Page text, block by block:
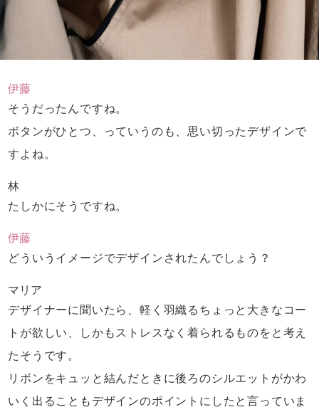
伊藤
そうだったんですね。
ボタンがひとつ、っていうのも、 思い切ったデザインで
すよね。
林
たしかにそうですね。
伊藤
どういうイメージでデザインされたんでしょう？
マリア
デザイナーに聞いたら、軽く羽織るちょっと大きなコー
トが欲しい、
しかもストレスなく着られるものをと考え
たそうです。
リボンをキュッと結んだときに後ろのシルエットがかわ
いく出ることも デザインのポイントにしたと言っていま